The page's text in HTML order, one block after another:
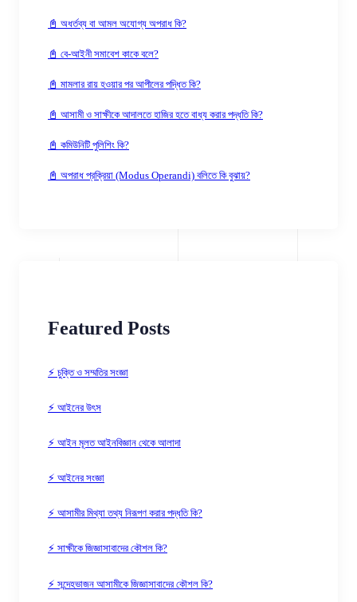
📓 অধর্তব্য বা আমল অযোগ্য অপরাধ কি?
📓 বে-আইনী সমাবেশ কাকে বলে?
📓 মামলার রায় হওয়ার পর আপীলের পদ্ধিত কি?
📓 আসামী ও সাক্ষীকে আদালতে হাজির হতে বাধ্য করার পদ্ধতি কি?
📓 কমিউনিটি পুলিশিং কি?
📓 অপরাধ প্রক্রিয়া (Modus Operandi) বলিতে কি বুঝায়?
Featured Posts
⚡ চুক্তি ও সম্মতির সংজ্ঞা
⚡ আইনের উৎস
⚡ আইন মূলত আইনবিজ্ঞান থেকে আলাদা
⚡ আইনের সংজ্ঞা
⚡ আসামীর মিথ্যা তথ্য নিরূপণ করার পদ্ধতি কি?
⚡ সাক্ষীকে জিজ্ঞাসাবাদের কৌশল কি?
⚡ সন্দেহভাজন আসামীকে জিজ্ঞাসাবাদের কৌশল কি?